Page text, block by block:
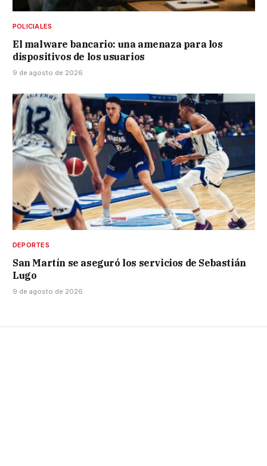
POLICIALES
El malware bancario: una amenaza para los
dispositivos de los usuarios
9 de agosto de 2026
DEPORTES
San Martín se aseguró los servicios de Sebastián
Lugo
9 de agosto de 2026